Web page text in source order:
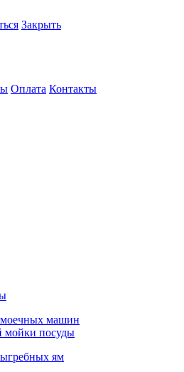
Закрыть
Оплата Контакты
машин
мойки посуды
ям